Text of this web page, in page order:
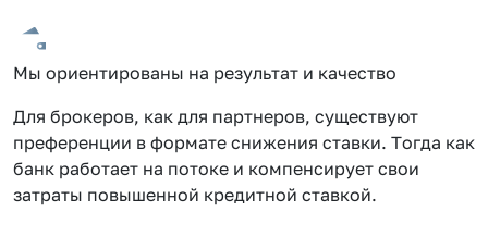
Мы ориентированы на результат и качество
Для брокеров, как для партнеров, существуют
преференции в формате снижения ставки. Тогда как
банк работает на потоке и компенсирует свои
затраты повышенной кредитной ставкой.